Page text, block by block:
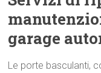
garage
Le porte basculanti,